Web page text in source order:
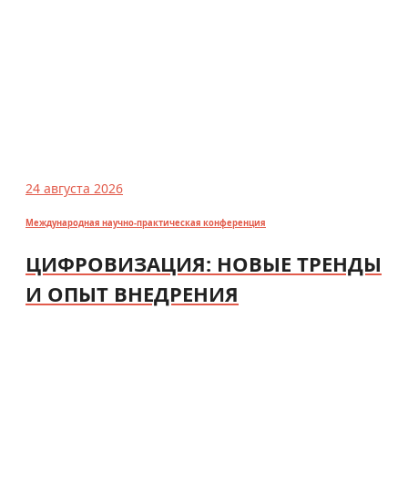
24 августа 2026
Международная научно-практическая конференция
ЦИФРОВИЗАЦИЯ: НОВЫЕ ТРЕНДЫ
И ОПЫТ ВНЕДРЕНИЯ